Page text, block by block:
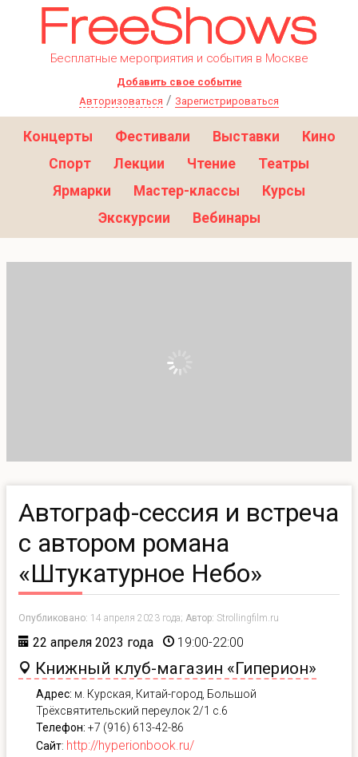
Бесплатные мероприятия и события в Москве
Добавить свое событие
Авторизоваться / Зарегистрироваться
Концерты Фестивали Выставки
Кино
Спорт
Лекции Чтение
Театры
Ярмарки
Мастер-классы
Курсы
Экскурсии
Вебинары
Автограф-сессия и встреча
с автором романа
«Штукатурное Небо»
Опубликовано: 14 апреля 2023 года; Автор: Strollingfilm.ru
22 апреля 2023 года 19:00-22:00
Книжный клуб-магазин «Гиперион»
Адрес: м. Курская, Китай-город, Большой
Трёхсвятительский переулок 2/1 с.6
Телефон: +7 (916) 613-42-86
Сайт: http://hyperionbook.ru/